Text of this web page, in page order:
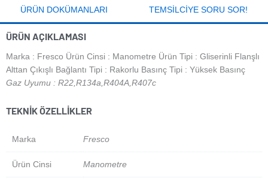
ÜRÜN DOKÜMANLARI TEMSILCIYE SORU SOR!
ÜRÜN AÇIKLAMASI
Marka : Fresco Ürün Cinsi : Manometre Ürün Tipi : Gliserinli Flanşlı
Alttan Çıkışlı Bağlantı Tipi : Rakorlu Basınç Tipi : Yüksek Basınç
Gaz Uyumu : R22,R134a,R404A,R407c
TEKNIK ÖZELLIKLER
Marka Fresco
Ürün Cinsi Manometre